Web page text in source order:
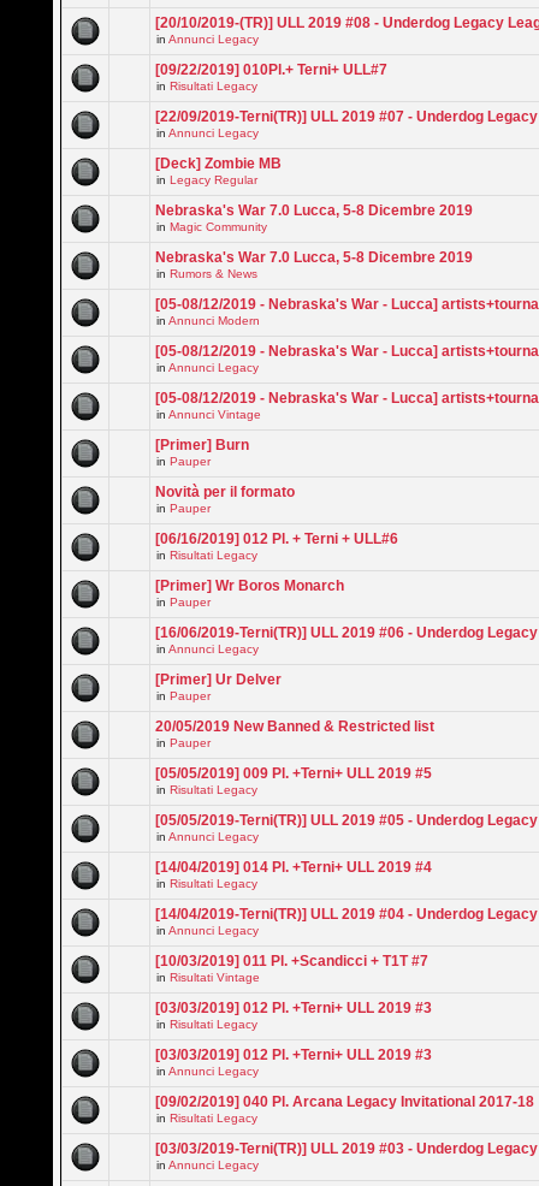
[20/10/2019-(TR)] ULL 2019 #08 - Underdog Legacy
inAnnunci Legacy
[09/22/2019] 010Pl.+ Terni+ ULL#7
inRisultati Legacy
[22/09/2019-Terni(TR)] ULL 2019 #07 - Underdog
inAnnunci Legacy
[Deck] Zombie MB
inLegacy Regular
Nebraska's War 7.0 Lucca, 5-8 Dicembre 2019
inMagic Community
Nebraska's War 7.0 Lucca, 5-8 Dicembre 2019
inRumors & News
[05-08/12/2019 - Nebraska's War - Lucca]
inAnnunci Modern
[05-08/12/2019 - Nebraska's War - Lucca]
inAnnunci Legacy
[05-08/12/2019 - Nebraska's War - Lucca]
inAnnunci Vintage
[Primer] Burn
inPauper
Novità per il formato
inPauper
[06/16/2019] 012 Pl. + Terni + ULL#6
inRisultati Legacy
[Primer] Wr Boros Monarch
inPauper
[16/06/2019-Terni(TR)] ULL 2019 #06 - Underdog
inAnnunci Legacy
[Primer] Ur Delver
inPauper
20/05/2019 New Banned & Restricted list
inPauper
[05/05/2019] 009 Pl. +Terni+ ULL 2019 #5
inRisultati Legacy
[05/05/2019-Terni(TR)] ULL 2019 #05 - Underdog
inAnnunci Legacy
[14/04/2019] 014 Pl. +Terni+ ULL 2019 #4
inRisultati Legacy
[14/04/2019-Terni(TR)] ULL 2019 #04 - Underdog
inAnnunci Legacy
[10/03/2019] 011 Pl. +Scandicci + T1T #7
inRisultati Vintage
[03/03/2019] 012 Pl. +Terni+ ULL 2019 #3
inRisultati Legacy
[03/03/2019] 012 Pl. +Terni+ ULL 2019 #3
inAnnunci Legacy
[09/02/2019] 040 Pl. Arcana Legacy Invitational 2017-18
inRisultati Legacy
[03/03/2019-Terni(TR)] ULL 2019 #03 - Underdog
inAnnunci Legacy